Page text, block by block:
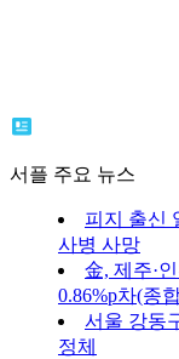
서플 주요 뉴스
피지 출신
사병 사망
金, 제주·
0.86%p차(종
서울 강동
정체